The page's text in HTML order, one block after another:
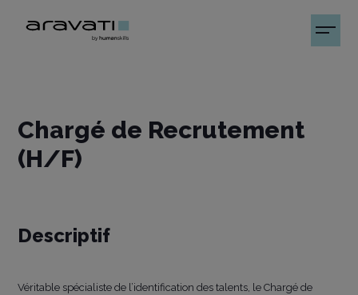
Chargé de Recrutement
(H/F)
Descriptif
Véritable spécialiste de l’identification des talents, le Chargé de